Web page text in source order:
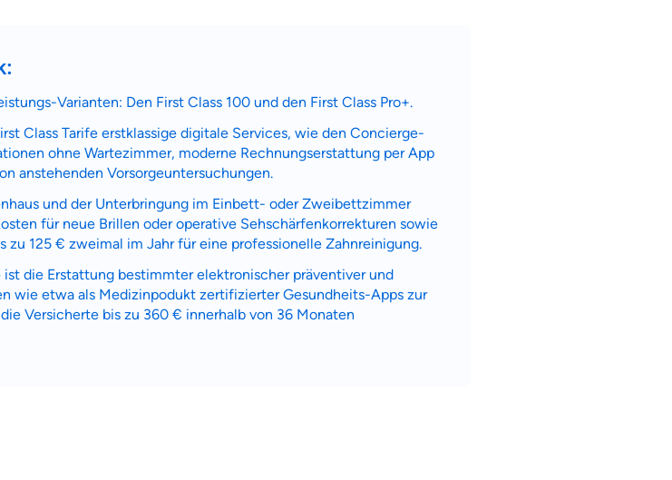
Varianten: Den First Class 100 und den First Class Pro+.
Class Tarife erstklassige digitale Services, wie den Concierge-
ohne Wartezimmer, moderne Rechnungserstattung per App
anstehenden Vorsorgeuntersuchungen.
und der Unterbringung im Einbett- oder Zweibettzimmer
für neue Brillen oder operative Sehschärfenkorrekturen sowie
zu 125 € zweimal im Jahr für eine professionelle Zahnreinigung.
ist die Erstattung bestimmter elektronischer präventiver und
wie etwa als Medizinpodukt zertifizierter Gesundheits-Apps zur
Versicherte bis zu 360 € innerhalb von 36 Monaten